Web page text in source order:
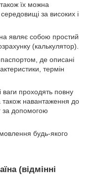
їх можна
за високих і
являє собою простий
(калькулятор).
де описані
термін
проходять повну
навантаження до
за допомогою
будь-якого
(відмінні